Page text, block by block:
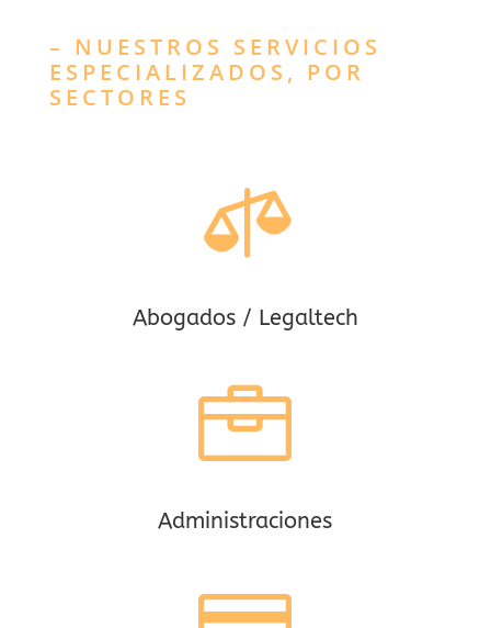
– NUESTROS SERVICIOS
ESPECIALIZADOS, POR
SECTORES

Abogados / Legaltech

Administraciones